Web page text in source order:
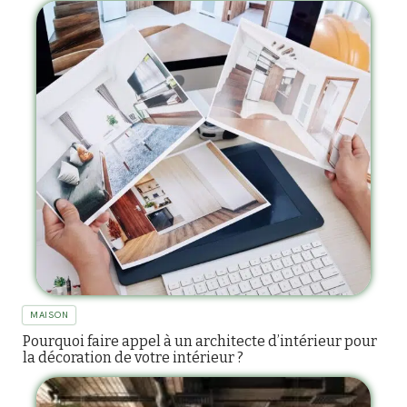
MAISON
Pourquoi faire appel à un architecte d’intérieur pour
la décoration de votre intérieur ?